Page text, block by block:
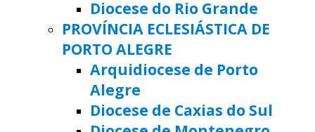
Diocese do Rio Grande
PROVÍNCIA ECLESIÁSTICA DE
PORTO ALEGRE
Arquidiocese de Porto
Alegre
Diocese de Caxias do Sul